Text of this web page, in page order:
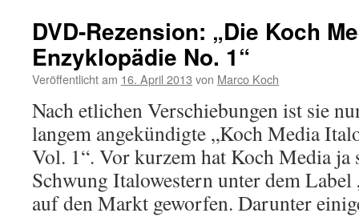
DVD-Rezension: „Die Koch
Enzyklopädie No. 1“
Veröffentlicht am 16. April 2013 von Marco Koch
Nach etlichen Verschiebungen ist sie
langem angekündigte „Koch Media
Vol. 1“. Vor kurzem hat Koch Media ja
Schwung Italowestern unter dem Label
auf den Markt geworfen. Darunter